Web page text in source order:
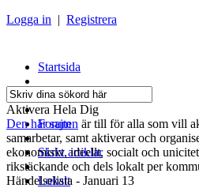
Logga in | Registrera
Startsida
Om sajten
Forum
Skriv artiklar
Lokalt
Aktivera Hela Dig
Den här sajten är till för alla som vill
samarbetar, samt aktiverar och
ekonomiskt, ideellt, socialt och
rikstäckande och dels lokalt per
Händelselista - Januari 13